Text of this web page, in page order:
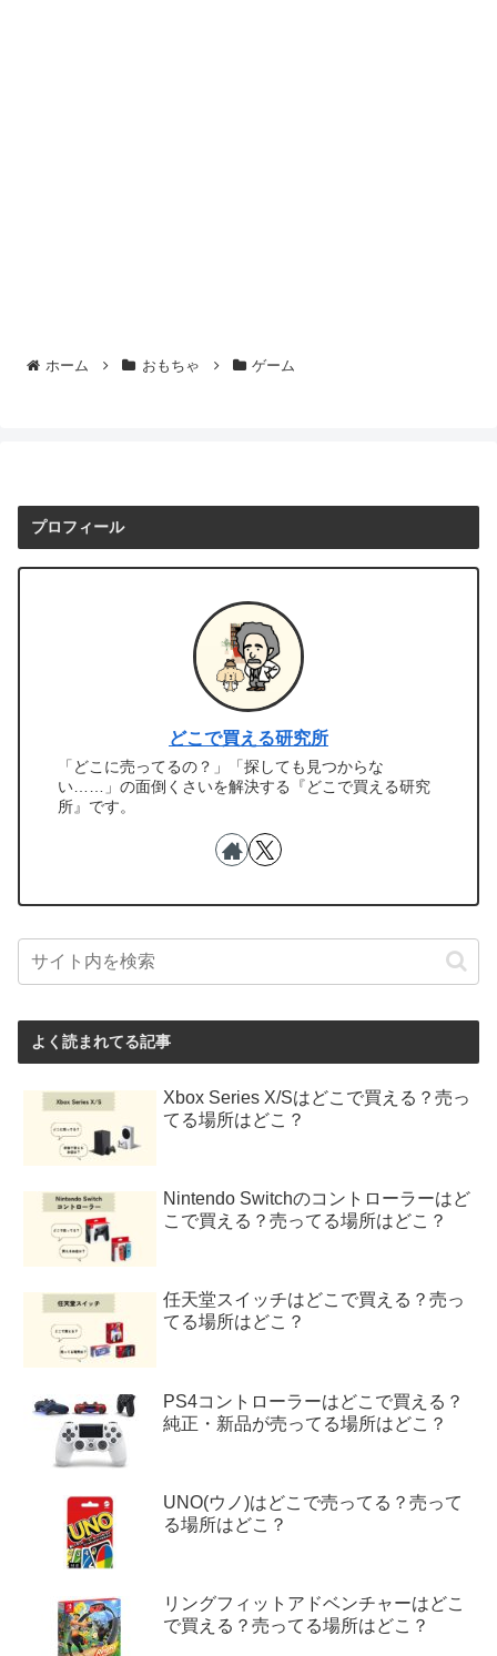
ホーム おもちゃ ゲーム
プロフィール
どこで買える研究所
「どこに売ってるの？」「探しても見つからな
い……」の面倒くさいを解決する『どこで買える研究
所』です。
よく読まれてる記事
Xbox Series X/Sはどこで買える？売っ
てる場所はどこ？
Nintendo Switchのコントローラーはど
こで買える？売ってる場所はどこ？
任天堂スイッチはどこで買える？売っ
てる場所はどこ？
PS4コントローラーはどこで買える？
純正・新品が売ってる場所はどこ？
UNO(ウノ)はどこで売ってる？売って
る場所はどこ？
リングフィットアドベンチャーはどこ
で買える？売ってる場所はどこ？